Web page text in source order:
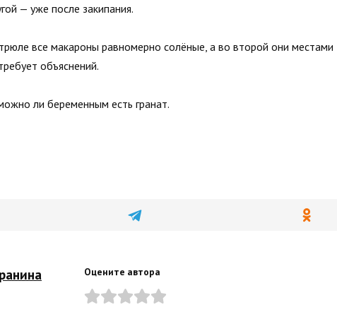
— уже после закипания.
все макароны равномерно солёные, а во второй они местами
объяснений.
можно ли беременным есть гранат.
Оцените автора